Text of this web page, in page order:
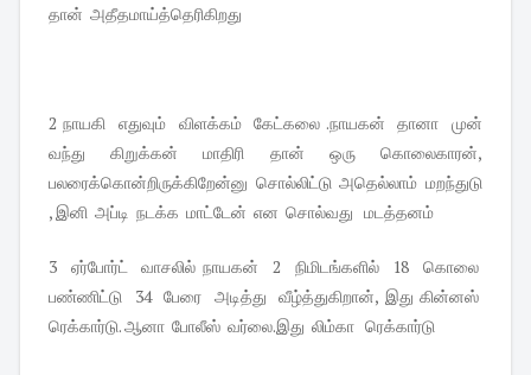
தான் அதீதமாய்த்தெரிகிறது
2 நாயகி எதுவும் விளக்கம் கேட்கலை .நாயகன் தானா முன்
வந்து கிறுக்கன் மாதிரி தான் ஒரு கொலைகாரன்,
பலரைக்கொன்றிருக்கிறேன்னு சொல்லிட்டு அதெல்லாம் மறந்துடு
, இனி அப்டி நடக்க மாட்டேன் என சொல்வது மடத்தனம்
3 ஏர்போர்ட் வாசலில் நாயகன் 2 நிமிடங்களில் 18 கொலை
பண்ணிட்டு 34 பேரை அடித்து வீழ்த்துகிறான், இது கின்னஸ்
ரெக்கார்டு. ஆனா போலீஸ் வர்லை.இது லிம்கா ரெக்கார்டு